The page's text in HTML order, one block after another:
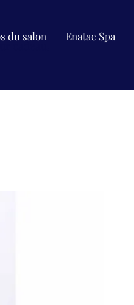
du salon Enatae Spa
cadeau.